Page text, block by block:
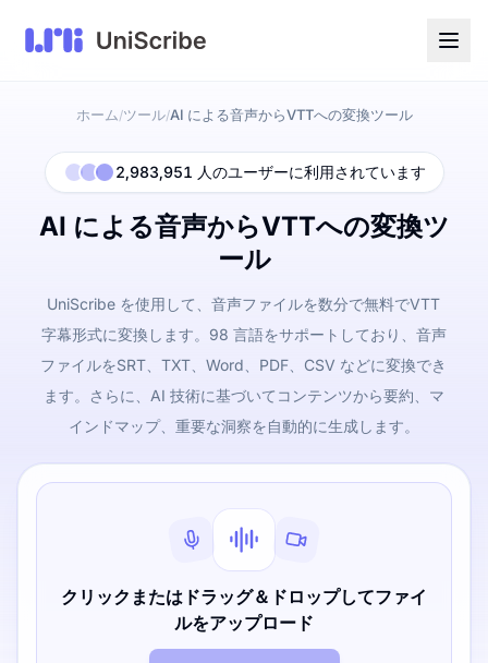
ホーム /ツール/AI による音声からVTTへの変換ツール
2,983,951 人のユーザーに利用されています
AI による音声からVTTへの変換ツ
ール
UniScribe を使用して、音声ファイルを数分で無料でVTT
字幕形式に変換します。98 言語をサポートしており、音声
ファイルをSRT、TXT、Word、PDF、CSV などに変換でき
ます。さらに、AI 技術に基づいてコンテンツから要約、マ
インドマップ、重要な洞察を自動的に生成します。
クリックまたはドラッグ＆ドロップしてファイ
ルをアップロード